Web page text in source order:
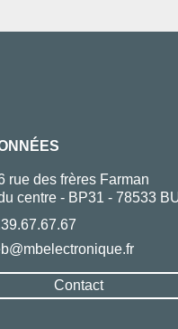
rue des frères Farman
centre - BP31 - 78533
Contact